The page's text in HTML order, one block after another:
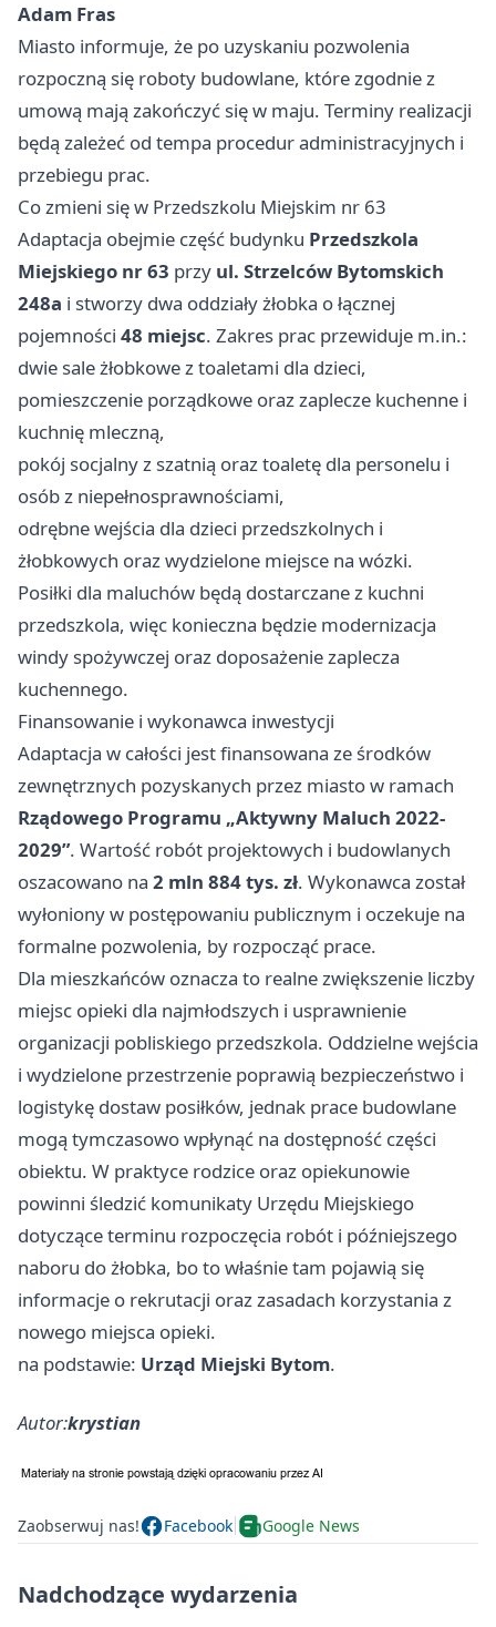
Adam Fras
Miasto informuje, że po uzyskaniu pozwolenia
rozpoczną się roboty budowlane, które zgodnie z
umową mają zakończyć się w maju. Terminy realizacji
będą zależeć od tempa procedur administracyjnych i
przebiegu prac.
Co zmieni się w Przedszkolu Miejskim nr 63
Adaptacja obejmie część budynku Przedszkola
Miejskiego nr 63 przy ul. Strzelców Bytomskich
248a i stworzy dwa oddziały żłobka o łącznej
pojemności 48 miejsc. Zakres prac przewiduje m.in.:
dwie sale żłobkowe z toaletami dla dzieci,
pomieszczenie porządkowe oraz zaplecze kuchenne i
kuchnię mleczną,
pokój socjalny z szatnią oraz toaletę dla personelu i
osób z niepełnosprawnościami,
odrębne wejścia dla dzieci przedszkolnych i
żłobkowych oraz wydzielone miejsce na wózki.
Posiłki dla maluchów będą dostarczane z kuchni
przedszkola, więc konieczna będzie modernizacja
windy spożywczej oraz doposażenie zaplecza
kuchennego.
Finansowanie i wykonawca inwestycji
Adaptacja w całości jest finansowana ze środków
zewnętrznych pozyskanych przez miasto w ramach
Rządowego Programu „Aktywny Maluch 2022-
2029”. Wartość robót projektowych i budowlanych
oszacowano na 2 mln 884 tys. zł. Wykonawca został
wyłoniony w postępowaniu publicznym i oczekuje na
formalne pozwolenia, by rozpocząć prace.
Dla mieszkańców oznacza to realne zwiększenie liczby
miejsc opieki dla najmłodszych i usprawnienie
organizacji pobliskiego przedszkola. Oddzielne wejścia
i wydzielone przestrzenie poprawią bezpieczeństwo i
logistykę dostaw posiłków, jednak prace budowlane
mogą tymczasowo wpłynąć na dostępność części
obiektu. W praktyce rodzice oraz opiekunowie
powinni śledzić komunikaty Urzędu Miejskiego
dotyczące terminu rozpoczęcia robót i późniejszego
naboru do żłobka, bo to właśnie tam pojawią się
informacje o rekrutacji oraz zasadach korzystania z
nowego miejsca opieki.
na podstawie: Urząd Miejski Bytom.
Autor:krystian
Zaobserwuj nas! Facebook Google News
Nadchodzące wydarzenia